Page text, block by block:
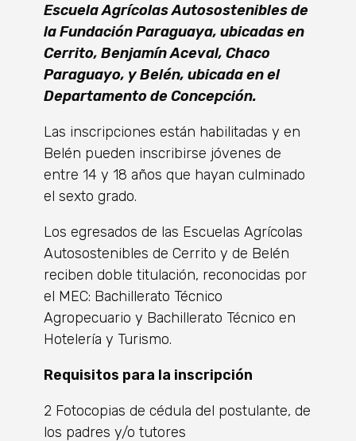
Escuela Agrícolas Autosostenibles de
la Fundación Paraguaya, ubicadas en
Cerrito, Benjamín Aceval, Chaco
Paraguayo, y Belén, ubicada en el
Departamento de Concepción.
Las inscripciones están habilitadas y en
Belén pueden inscribirse jóvenes de
entre 14 y 18 años que hayan culminado
el sexto grado.
Los egresados de las Escuelas Agrícolas
Autosostenibles de Cerrito y de Belén
reciben doble titulación, reconocidas por
el MEC: Bachillerato Técnico
Agropecuario y Bachillerato Técnico en
Hotelería y Turismo.
Requisitos para la inscripción
2 Fotocopias de cédula del postulante, de
los padres y/o tutores